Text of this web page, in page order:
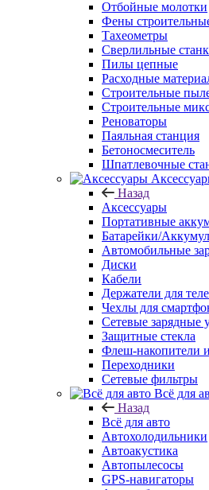
Отбойные молотки
Фены
Тахеометры
Сверлильные
Пилы цепные
Расходные
Строительные
Строительные
Реноваторы
Паяльная станция
Бетоносмеситель
Шпатлевочные
Назад
Аксессуары
Портативные
Батарейки/
Автомобильные
Диски
Кабели
Держатели для
Чехлы для
Сетевые зарядные
Защитные стекла
Флеш-накопители
Переходники
Сетевые фильтры
Всё для
Назад
Всё для авто
Автохолодильники
Автоакустика
Автопылесосы
GPS-навигаторы